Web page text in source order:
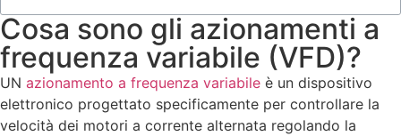
Cosa sono gli azionamenti a
frequenza variabile (VFD)?
UN azionamento a frequenza variabile è un dispositivo
elettronico progettato specificamente per controllare la
velocità dei motori a corrente alternata regolando la